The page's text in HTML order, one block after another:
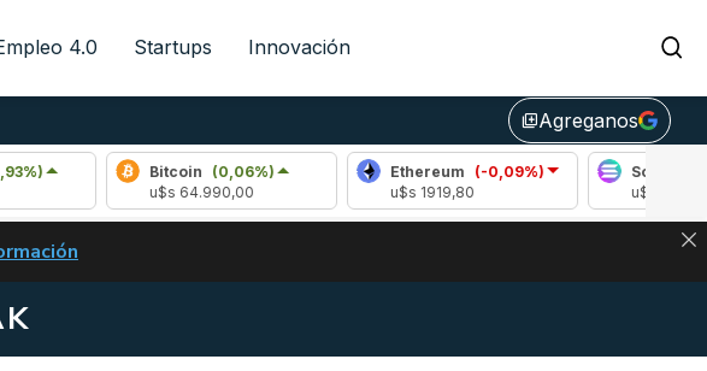
4.0 Startups Innovación
library_addAgreganos
Bitcoin
(0,06%)
u$s 64.990,00
Ethereum (-0,09%)
u$s 1919,80
Solana
(1,91%)
ACT EN ARGENTINA: IMPACTO EN BITCOIN, DÓLAR CRIPTO Y EXCHANGES